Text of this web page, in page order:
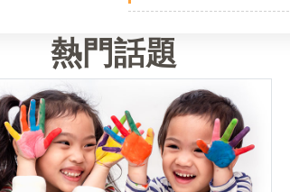
熱門話題